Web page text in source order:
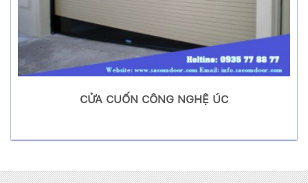
CỬA CUỐN CÔNG NGHỆ ÚC